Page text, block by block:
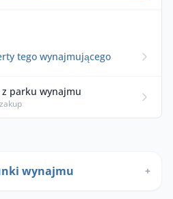
tego wynajmującego
parku wynajmu
wynajmu +